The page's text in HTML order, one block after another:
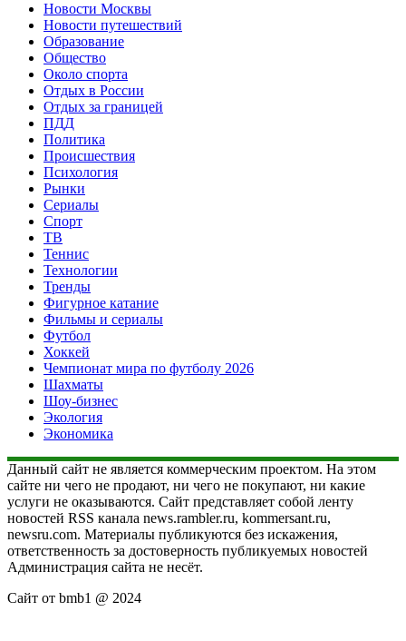
Новости Москвы
Новости путешествий
Образование
Общество
Около спорта
Отдых в России
Отдых за границей
ПДД
Политика
Происшествия
Психология
Рынки
Сериалы
Спорт
ТВ
Теннис
Технологии
Тренды
Фигурное катание
Фильмы и сериалы
Футбол
Хоккей
Чемпионат мира по футболу 2026
Шахматы
Шоу-бизнес
Экология
Экономика
Данный сайт не является коммерческим проектом. На этом
сайте ни чего не продают, ни чего не покупают, ни какие
услуги не оказываются. Сайт представляет собой ленту
новостей RSS канала news.rambler.ru, kommersant.ru,
newsru.com. Материалы публикуются без искажения,
ответственность за достоверность публикуемых новостей
Администрация сайта не несёт.
Сайт от bmb1 @ 2024